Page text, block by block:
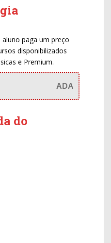
paga um preço
disponibilizados
e Premium.
ADA
do